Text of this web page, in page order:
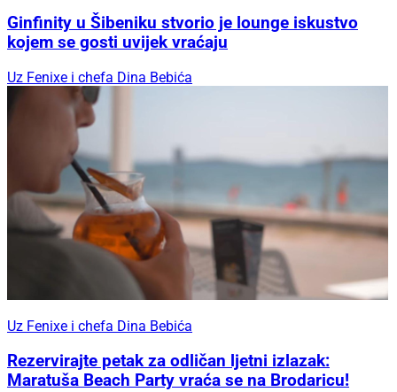
Ginfinity u Šibeniku stvorio je lounge iskustvo
kojem se gosti uvijek vraćaju
Uz Fenixe i chefa Dina Bebića
Uz Fenixe i chefa Dina Bebića
Rezervirajte petak za odličan ljetni izlazak:
Maratuša Beach Party vraća se na Brodaricu!